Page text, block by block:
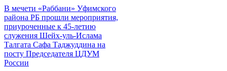
В мечети «Раббани» Уфимского
района РБ прошли мероприятия,
приуроченные к 45-летию
служения Шейх-уль-Ислама
Талгата Сафа Таджуддина на
посту Председателя ЦДУМ
России